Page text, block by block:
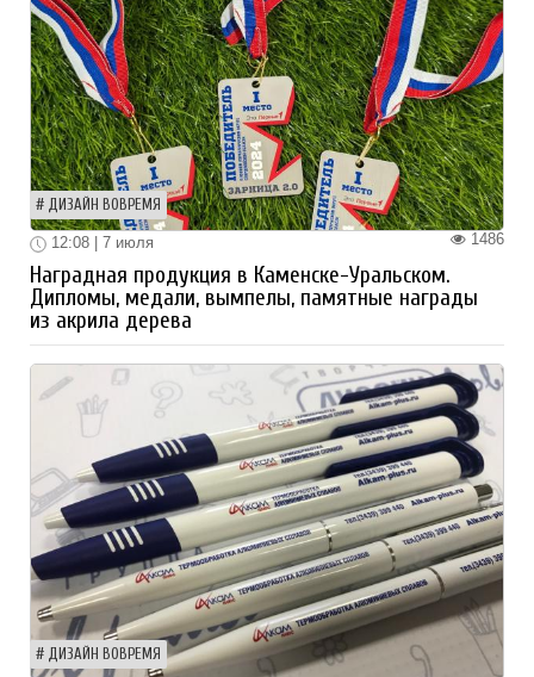
ДИЗАЙН ВОВРЕМЯ
1486
12:08 | 7 июля
Наградная продукция в Каменске-Уральском.
Дипломы, медали, вымпелы, памятные награды
из акрила дерева
ДИЗАЙН ВОВРЕМЯ